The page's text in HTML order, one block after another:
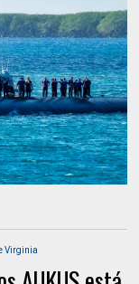
Virginia